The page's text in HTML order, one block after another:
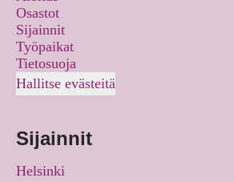
Osastot
Sijainnit
Työpaikat
Tietosuoja
Hallitse evästeitä
Sijainnit
Helsinki